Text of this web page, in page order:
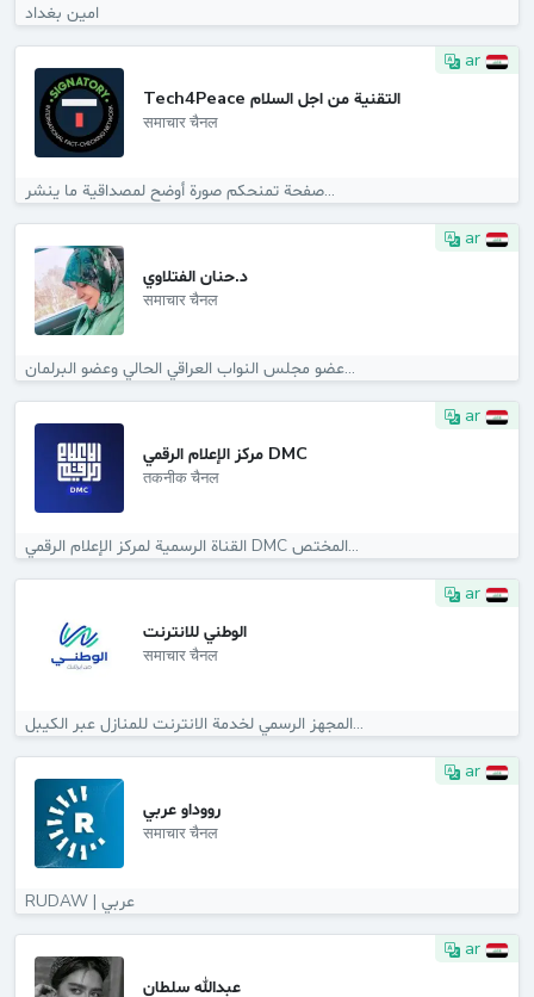
امين بغداد
ar
Tech4Peace التقنية من اجل السلام
समाचार चैनल
صفحة تمنحكم صورة أوضح لمصداقية ما ينشر...
ar
د.حنان الفتلاوي
समाचार चैनल
عضو مجلس النواب العراقي الحالي وعضو البرلمان...
ar
مركز الإعلام الرقمي DMC
तकनीक चैनल
القناة الرسمية لمركز الإعلام الرقمي DMC المختص...
ar
الوطني للانترنت
समाचार चैनल
المجهز الرسمي لخدمة الانترنت للمنازل عبر الكيبل...
ar
رووداو عربي
समाचार चैनल
RUDAW | عربي
ar
عبدالله سلطان